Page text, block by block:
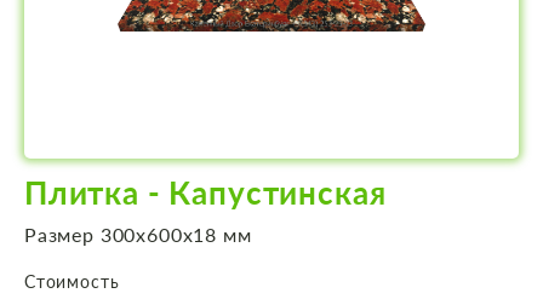
Плитка - Капустинская
Размер 300х600х18 мм
Стоимость